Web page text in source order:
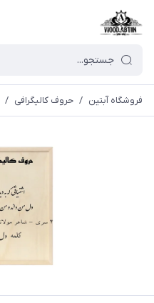
فروشگاه آبتین / حروف کالیگرافی /